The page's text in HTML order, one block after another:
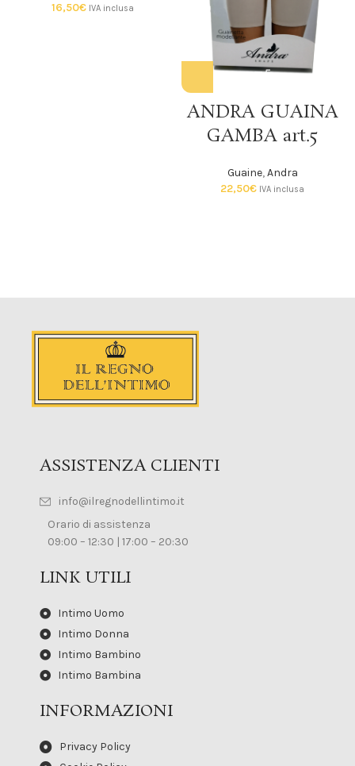
16,50€ IVA inclusa
ANDRA GUAINA
GAMBA art.5
Guaine,Andra
22,50€ IVA inclusa
ASSISTENZA CLIENTI
info@ilregnodellintimo.it
Orario di assistenza
09:00 – 12:30 | 17:00 – 20:30
LINK UTILI
Intimo Uomo
Intimo Donna
Intimo Bambino
Intimo Bambina
INFORMAZIONI
Privacy Policy